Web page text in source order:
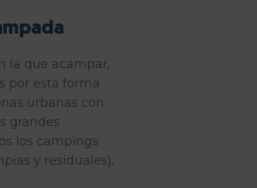
la que acampar,
por esta forma
urbanas con
grandes
los campings
y residuales),